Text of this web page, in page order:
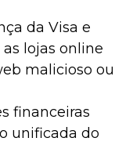
da Visa e
lojas online
malicioso ou
financeiras
unificada do